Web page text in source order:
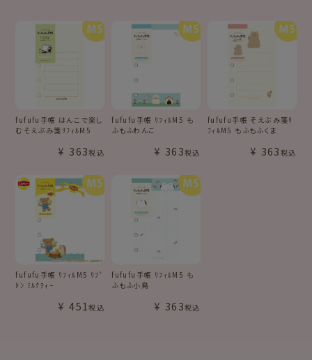
fufufu手帳 はんこで楽し
むそえぶみ箋ﾘﾌｨﾙM5
¥ 363税込
fufufu手帳 ﾘﾌｨﾙM5 も
ふもふわんこ
¥ 363税込
fufufu手帳 そえぶみ箋ﾘ
ﾌｨﾙM5 もふもふくま
¥ 363 税込
fufufu手帳 ﾘﾌｨﾙM5 ﾘﾌﾟ
ﾄﾝ ﾐﾙｸﾃｨｰ
¥ 451税込
fufufu手帳 ﾘﾌｨﾙM5 も
ふもふ小鳥
¥ 363税込